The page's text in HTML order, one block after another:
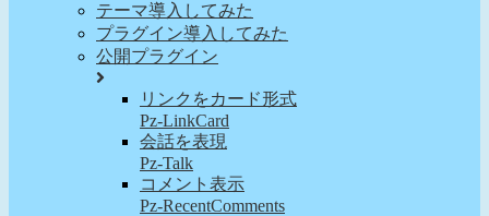
テーマ導入してみた
プラグイン導入してみた
公開プラグイン
リンクをカード形式
Pz-LinkCard
会話を表現
Pz-Talk
コメント表示
Pz-RecentComments